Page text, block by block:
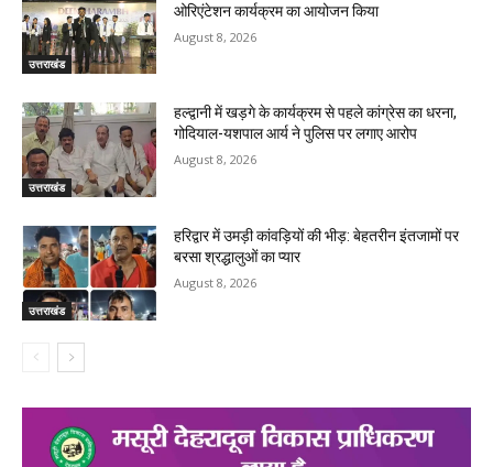
उत्तराखंड
ओरिएंटेशन कार्यक्रम का आयोजन किया
August 8, 2026
उत्तराखंड
हल्द्वानी में खड़गे के कार्यक्रम से पहले कांग्रेस का धरना,
गोदियाल-यशपाल आर्य ने पुलिस पर लगाए आरोप
August 8, 2026
उत्तराखंड
हरिद्वार में उमड़ी कांवड़ियों की भीड़: बेहतरीन इंतजामों पर
बरसा श्रद्धालुओं का प्यार
August 8, 2026